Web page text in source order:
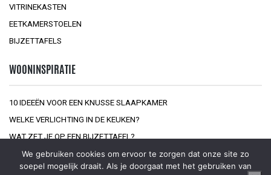
VITRINEKASTEN
EETKAMERSTOELEN
BIJZETTAFELS
WOONINSPIRATIE
10 IDEEËN VOOR EEN KNUSSE SLAAPKAMER
WELKE VERLICHTING IN DE KEUKEN?
WAT ZET JE OP EEN BIJZETTAFEL?
We gebruiken cookies om ervoor te zorgen dat onze site zo
soepel mogelijk draait. Als je doorgaat met het gebruiken van